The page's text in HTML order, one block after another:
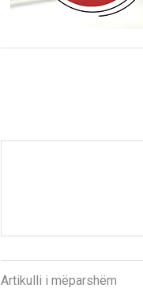
Artikulli i mëparshëm